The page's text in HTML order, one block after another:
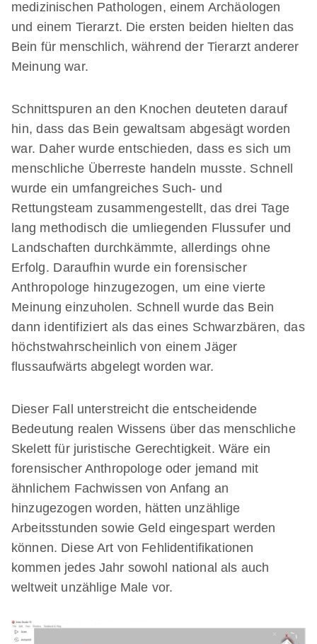
medizinischen Pathologen, einem Archäologen
und einem Tierarzt. Die ersten beiden hielten das
Bein für menschlich, während der Tierarzt anderer
Meinung war.
Schnittspuren an den Knochen deuteten darauf
hin, dass das Bein gewaltsam abgesägt worden
war. Daher wurde entschieden, dass es sich um
menschliche Überreste handeln musste. Schnell
wurde ein umfangreiches Such- und
Rettungsteam zusammengestellt, das drei Tage
lang methodisch die umliegenden Flussufer und
Landschaften durchkämmte, allerdings ohne
Erfolg. Daraufhin wurde ein forensischer
Anthropologe hinzugezogen, um eine vierte
Meinung einzuholen. Schnell wurde das Bein
dann identifiziert als das eines Schwarzbären, das
höchstwahrscheinlich von einem Jäger
flussaufwärts abgelegt worden war.
Dieser Fall unterstreicht die entscheidende
Bedeutung realen Wissens über das menschliche
Skelett für juristische Gerechtigkeit. Wäre ein
forensischer Anthropologe oder jemand mit
ähnlichem Fachwissen von Anfang an
hinzugezogen worden, hätten unzählige
Arbeitsstunden sowie Geld eingespart werden
können. Diese Art von Fehlidentifikationen
kommen jedes Jahr sowohl national als auch
weltweit unzählige Male vor.